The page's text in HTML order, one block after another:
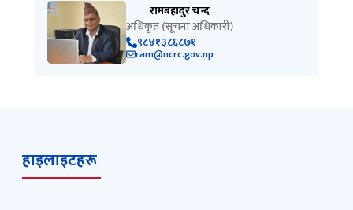
रामबहादुर चन्द
अधिकृत (सूचना अधिकारी)
९८४१३८६८७१
ram@ncrc.gov.np
हाइलाइटहरू